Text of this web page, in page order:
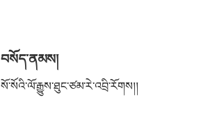
བསོད་ནམས།
སོ་སོའི་ལོ་རྒྱུས་ཐུང་ཙམ་རེ་འབྲི་རོགས།།